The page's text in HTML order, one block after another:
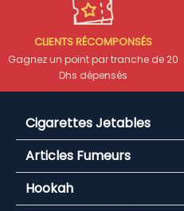
CLIENTS RÉCOMPONSÉS
Gagnez un point par tranche de 20
Dhs dépensés
Cigarettes Jetables
Articles Fumeurs
Hookah